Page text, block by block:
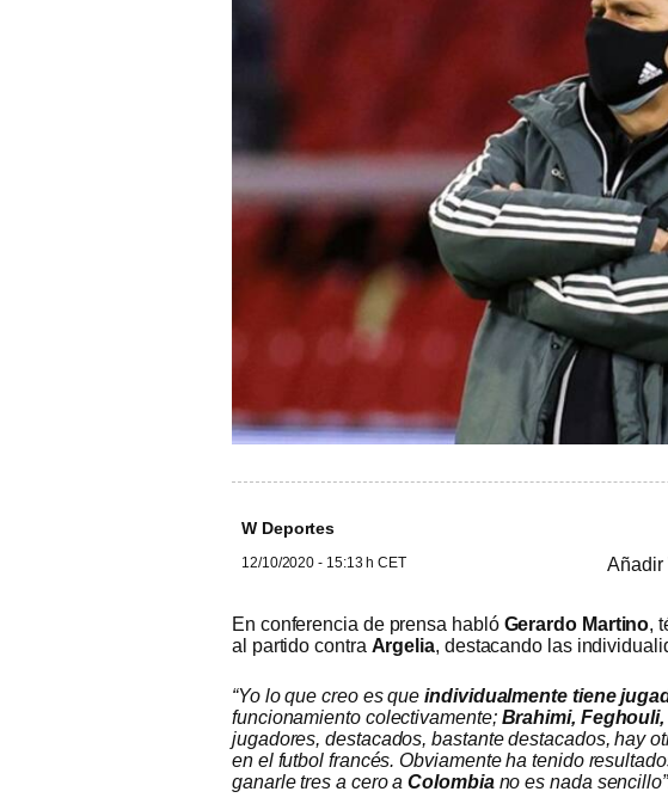
W Deportes
12/10/2020 - 15:13 h CET Añadir
En conferencia de prensa hablóGerardo Martino,
al partido contra Argelia, destacando las
“Yo lo que creo es queindividualmente tiene
funcionamiento colectivamente; Brahimi, Feghouli,
jugadores, destacados, bastante destacados, hay
en el futbol francés. Obviamente ha tenido
ganarle tres a cero aColombia no es nada